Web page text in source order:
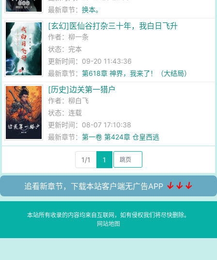
最新章节：换本。
[玄幻]医仙谷打杂三十年，我白日飞升
作者：柳一条
状态：完本
更新时间：09-20 11:43:36
最新章节：第618章 神界，我来了！（大结局）
[历史]边关第一猎户
作者：柳白飞
状态：连载
更新时间：08-07 17:10:38
最新章节：第一卷 第424章 仓皇西逃
1/1 1
追看新章节，下载本站客户端无广告APP ↓↓↓
本站所有收录的内容均来自互联网，如有侵权我们将尽快删除。
网站地图